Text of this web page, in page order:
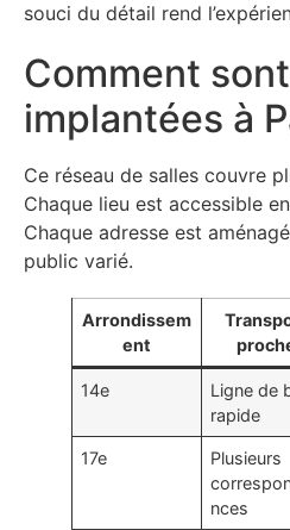
souci du détail rend
Comment
implantées à
Ce réseau de salles couvre
Chaque lieu est accessible
Chaque adresse est
public varié.
Arrondissem
ent
14e
Ligne de
rapide
17e
Plusieurs
nces